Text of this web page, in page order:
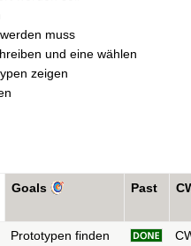
muss
und eine wählen
zeigen
Goals Past
Prototypen finden